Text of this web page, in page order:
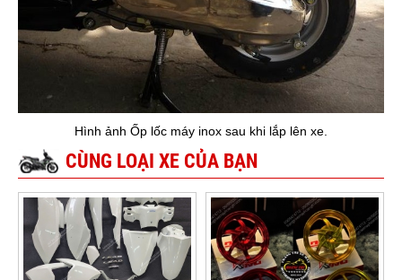
Hình ảnh Ốp lốc máy inox sau khi lắp lên xe.
CÙNG LOẠI XE CỦA BẠN